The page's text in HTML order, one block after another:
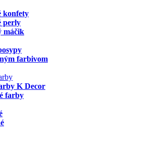
konfety
perly
máčik
farbivom
K Decor
farby